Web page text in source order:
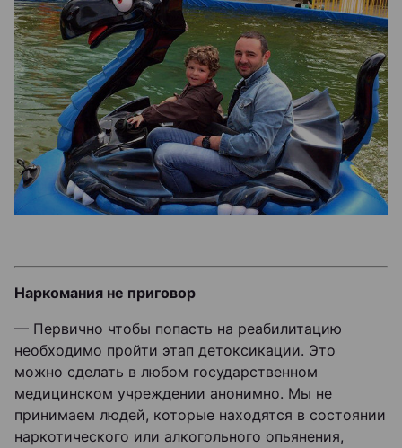
Наркомания не приговор
— Первично чтобы попасть на реабилитацию
необходимо пройти этап детоксикации. Это
можно сделать в любом государственном
медицинском учреждении анонимно. Мы не
принимаем людей, которые находятся в состоянии
наркотического или алкогольного опьянения,